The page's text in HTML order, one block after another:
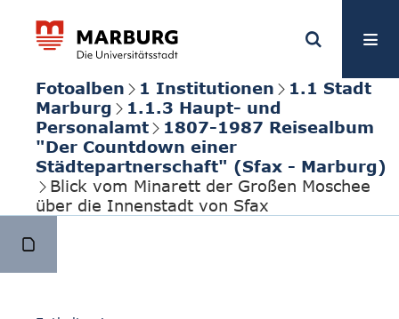
Fotoalben 1 Institutionen
1.1 Stadt
Marburg
1.1.3 Haupt- und
Personalamt
1807-1987 Reisealbum
"Der Countdown einer
Städtepartnerschaft" (Sfax - Marburg)
Blick vom Minarett der Großen Moschee
über die Innenstadt von Sfax